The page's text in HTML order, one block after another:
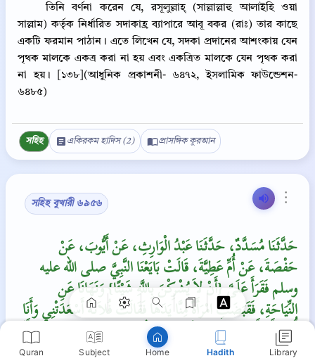
Quran Subject Home Hadith Library
তিনি বর্ণনা করেন যে, রসূলুল্লাহ্ (সাল্লাল্লাহু আলাইহি ওয়া
সাল্লাম) কর্তৃক নির্ধারিত সদাকাহ্র ব্যাপারে আবূ বকর (রাঃ) তার কাছে
একটি ফরমান পাঠান। এতে লিখেন যে, সদকা প্রদানের আশংকায় যেন
পৃথক মালকে একত্র করা না হয় এবং একত্রিত মালকে যেন পৃথক করা
না হয়। [১৩৮](আধুনিক প্রকাশনী- ৬৪৭২, ইসলামিক ফাউন্ডেশন-
৬৪৮৫)
সহিহ একিরকম হাদিস (2) প্রাসঙ্গিক কুরআন
⋮
সহিহ বুখারী ৬৯৫৬
حَدَّثَنَا مُسَدَّدٌ، حَدَّثَنَا عَبْدُ الْوَارِثِ، عَنْ أَيُّوبَ، عَنْ
حَفْصَةَ، عَنْ أُمِّ عَطِيَّةَ، قَالَتْ بَايَعْنَا النَّبِيَّ صلى الله عليه
وسلم فَقَرَأَ عَلَىَّ ‏{‏أَنْ لاَ يُشْرِكْنَ بِاللَّهِ شَيْئًا‏}‏ وَنَهَانَا عَنِ
النِّيَاحَةِ، فَقَبَضَتِ امْرَأَةٌ مِنَّا يَدَهَا فَقَالَتْ فُلاَنَةُ أَسْعَدَتْنِي وَأَنَا
أُرِيدُ أَنْ أَجْزِيَهَا، فَلَمْ يَقُلْ شَيْئًا، ثُمَّ رَجَعَتْ، فَمَا وَفَتِ امْرَأَةٌ
إِلاَّ أُمُّ سُلَيْمٍ وَأُمُّ الْعَلاَءِ، وَابْنَةُ أَبِي سَبْرَةَ امْرَأَةُ مُعَاذٍ أَوِ ابْنَةُ